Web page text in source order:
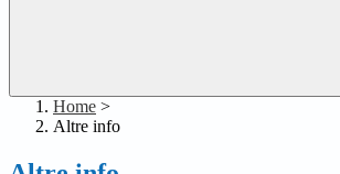
Home >
Altre info